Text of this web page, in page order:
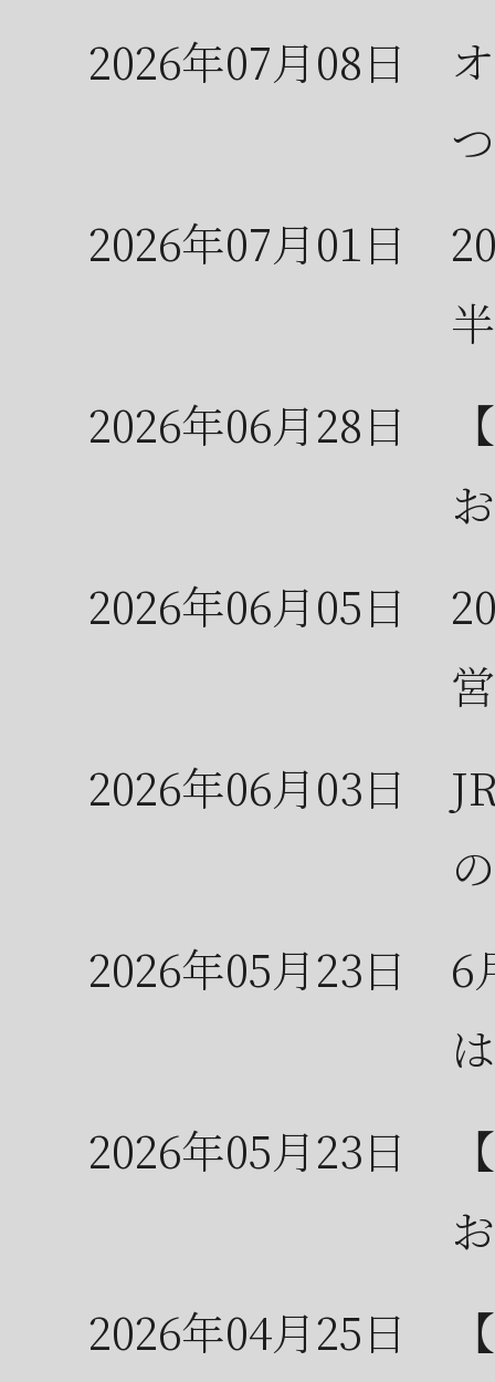
2026年07月08日
2026年07月01日
2026年06月28日
2026年06月05日
2026年06月03日
2026年05月23日
6
2026年05月23日
2026年04月25日